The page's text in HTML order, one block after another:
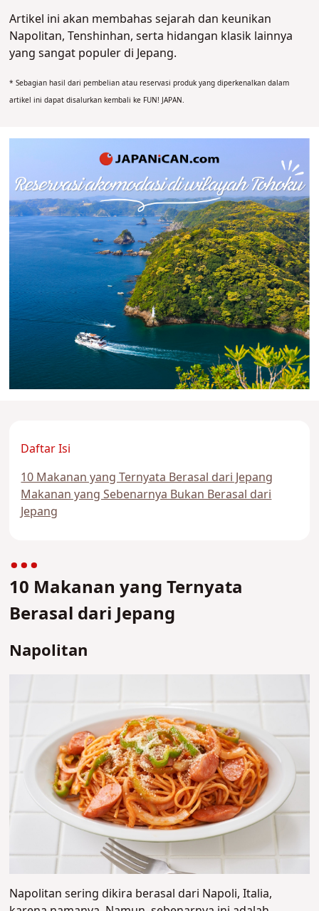
Artikel ini akan membahas sejarah dan keunikan
Napolitan, Tenshinhan, serta hidangan klasik lainnya
yang sangat populer di Jepang.
* Sebagian hasil dari pembelian atau reservasi produk yang diperkenalkan dalam
artikel ini dapat disalurkan kembali ke FUN! JAPAN.
Daftar Isi
10 Makanan yang Ternyata Berasal dari Jepang
Makanan yang Sebenarnya Bukan Berasal dari
Jepang
10 Makanan yang Ternyata
Berasal dari Jepang
Napolitan
Napolitan sering dikira berasal dari Napoli, Italia,